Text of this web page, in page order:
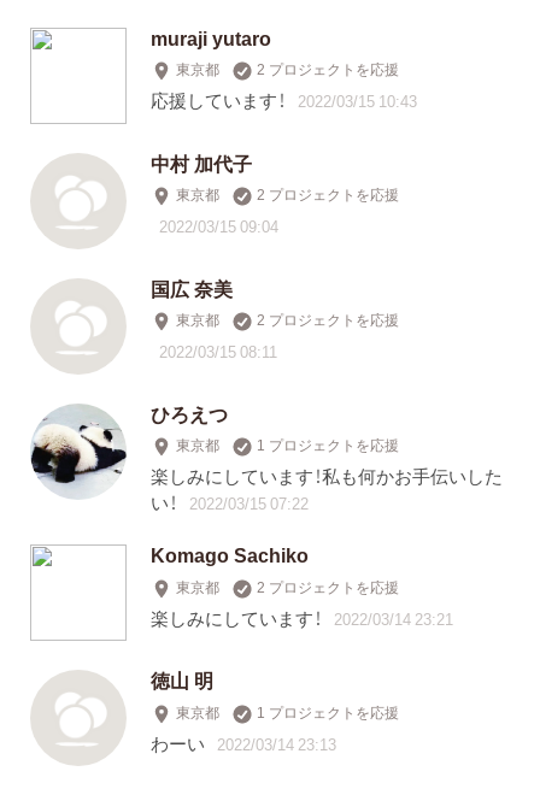
muraji yutaro
東京都 2 プロジェクトを応援
応援しています！ 2022/03/15 10:43
中村 加代子
東京都 2 プロジェクトを応援
2022/03/15 09:04
国広 奈美
東京都 2 プロジェクトを応援
2022/03/15 08:11
ひろえつ
東京都 1 プロジェクトを応援
楽しみにしています！私も何かお手伝いした
い！
2022/03/15 07:22
Komago Sachiko
東京都 2 プロジェクトを応援
楽しみにしています！ 2022/03/14 23:21
徳山 明
東京都 1 プロジェクトを応援
わーい 2022/03/14 23:13